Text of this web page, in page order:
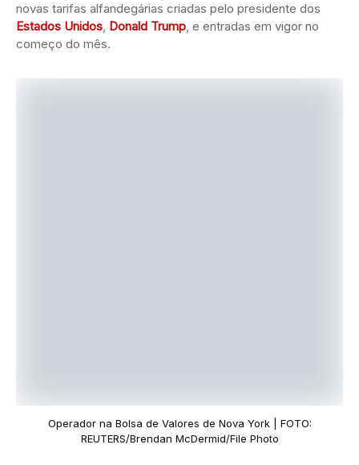
novas tarifas alfandegárias criadas pelo presidente dos
Estados Unidos, Donald Trump, e entradas em vigor no
começo do mês.
Operador na Bolsa de Valores de Nova York | FOTO:
REUTERS/Brendan McDermid/File Photo